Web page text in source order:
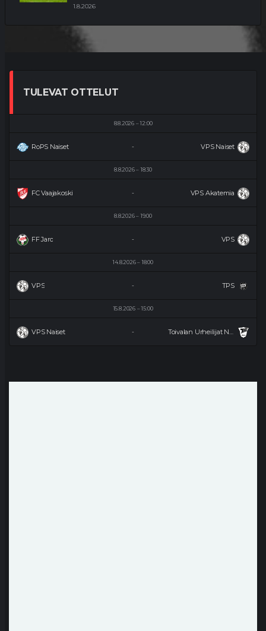
1.8.2026
TULEVAT OTTELUT
8.8.2026 12:00
RoPS Naiset VPS Naiset
-
8.8.2026 18:30
FC Vaajakoski VPS Akatemia
-
8.8.2026 19:00
FF Jaro VPS
-
14.8.2026 18:00
VPS TPS
-
15.8.2026 15:00
VPS Naiset -